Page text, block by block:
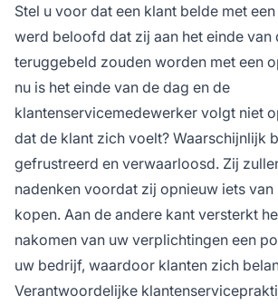
Stel u voor dat een klant belde met
werd beloofd dat zij aan het einde van
teruggebeld zouden worden met een
nu is het einde van de dag en de
klantenservicemedewerker volgt niet
dat de klant zich voelt? Waarschijnlijk
gefrustreerd en verwaarloosd. Zij
nadenken voordat zij opnieuw iets van
kopen. Aan de andere kant versterkt
nakomen van uw verplichtingen een
uw bedrijf, waardoor klanten zich
Verantwoordelijke